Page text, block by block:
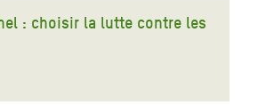
: choisir la lutte contre les